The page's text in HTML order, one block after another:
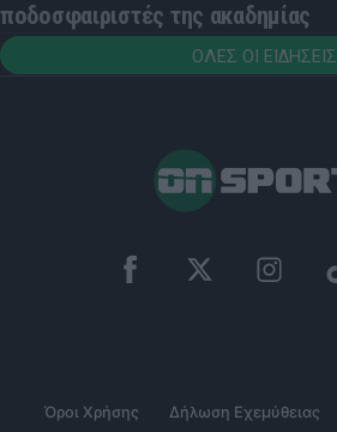
ποδοσφαιριστές της ακαδημίας
ΟΛΕΣ ΟΙ ΕΙΔΗΣΕΙΣ
Όροι Χρήσης Δήλωση Εχεμύθειας